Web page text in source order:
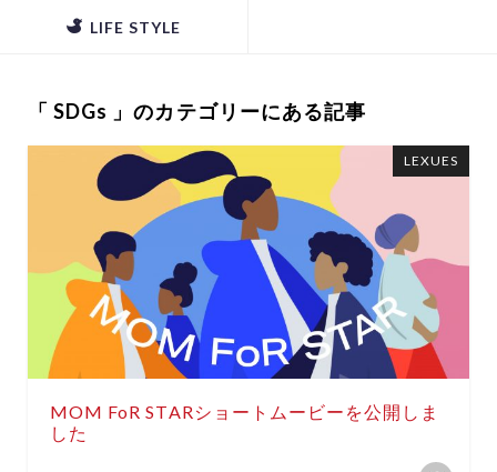
LIFE STYLE
「 SDGs 」のカテゴリーにある記事
MOM FoR STARショートムービーを公開しま
した
LEXUES